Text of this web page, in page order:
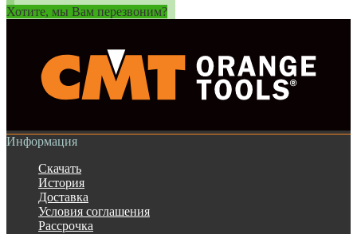
Хотите, мы Вам перезвоним?
Информация
Скачать
История
Доставка
Условия соглашения
Рассрочка